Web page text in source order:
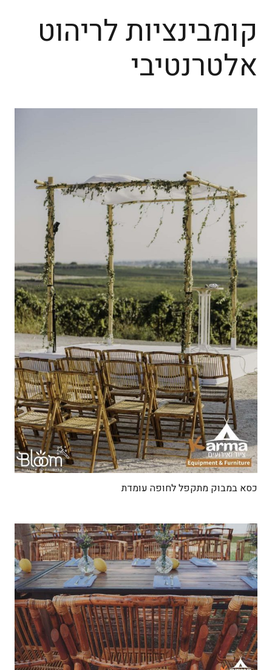
קומבינציות לריהוט
אלטרנטיבי
כסא במבוק מתקפל לחופה עומדת